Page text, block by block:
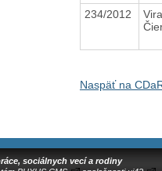
234/2012
Naspäť na
sociálnych vecí a rodiny